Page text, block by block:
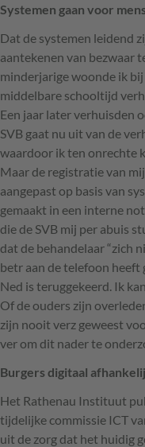
Systemen gaan voor
Dat de systemen leidend
aantekenen van bezwaar
minderjarige woonde ik
middelbare schooltijd
Een jaar later verhuisden
SVB gaat nu uit van de
waardoor ik ten onrechte
Maar de registratie van
aangepast op basis van
gemaakt in een interne
die de SVB mij per abuis
dat de behandelaar “zich
betr aan de telefoon heeft
Ned is teruggekeerd. Ik
Of de ouders zijn
zijn nooit verz geweest
ver om dit nader te
Burgers digitaal
Het Rathenau Instituut
tijdelijke commissie ICT
uit de zorg dat het huidig